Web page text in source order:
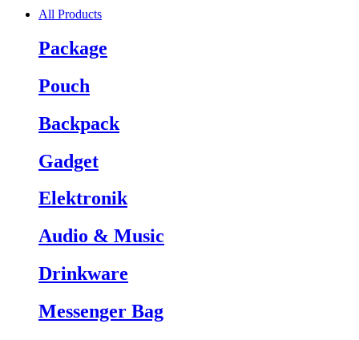
All Products
Package
Pouch
Backpack
Gadget
Elektronik
Audio & Music
Drinkware
Messenger Bag